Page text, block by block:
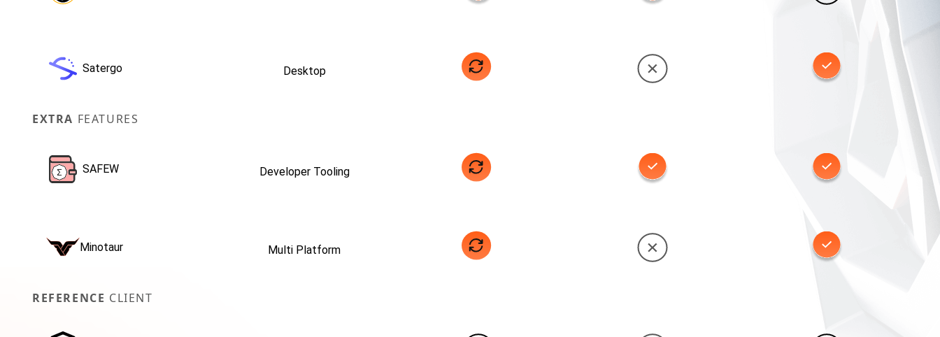
Satergo Desktop
EXTRA FEATURES
SAFEW Developer Tooling
Minotaur Multi Platform
REFERENCE CLIENT